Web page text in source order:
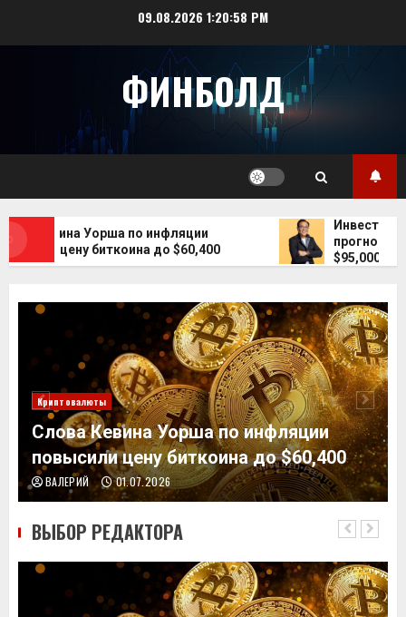
09.08.2026 1:20:59 PM
ФИНБОЛД
Кевина Уорша по инфляции
цену биткоина до $60,400
Инвестор
прогнозирует
$95,000
Криптовалюты
Слова Кевина Уорша по инфляции
повысили цену биткоина до $60,400
ВАЛЕРИЙ 01.07.2026
ВЫБОР РЕДАКТОРА